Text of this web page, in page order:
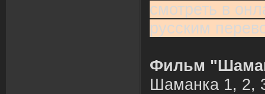
смотреть в
русским
Фильм
Шаманка 1, 2,